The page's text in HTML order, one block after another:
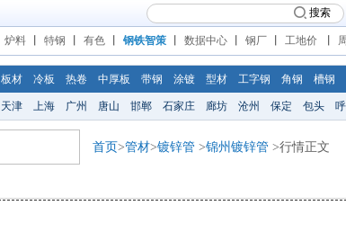
搜索
炉料 特钢 有色 钢铁智策 数据中心 钢厂 工地价
板材 冷板 热卷 中厚板 带钢 涂镀 型材 工字钢 角钢 槽钢
天津 上海 广州 唐山 邯郸 石家庄 廊坊 沧州 保定 包头
首页>管材>镀锌管 >锦州镀锌管 >行情正文